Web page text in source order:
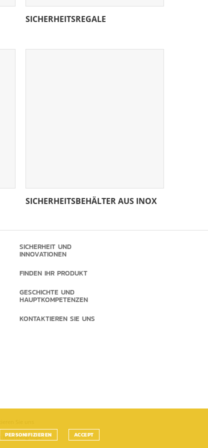
SICHERHEITSREGALE
SICHERHEITSBEHÄLTER AUS INOX
SICHERHEIT UND
INNOVATIONEN
FINDEN IHR PRODUKT
GESCHICHTE UND
HAUPTKOMPETENZEN
KONTAKTIEREN SIE UNS
Nineteengroupe
PERSONIFIZIEREN ACCEPT